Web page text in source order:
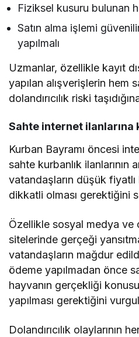
Fiziksel kusuru bulunan
Satın alma işlemi
yapılmalı
Uzmanlar, özellikle kayıt
yapılan alışverişlerin hem
dolandırıcılık riski
Sahte internet ilanlarına
Kurban Bayramı öncesi
sahte kurbanlık ilanlarının
vatandaşların düşük
dikkatli olması gerektiğini
Özellikle sosyal medya ve
sitelerinde gerçeği
vatandaşların mağdur
ödeme yapılmadan önce
hayvanın gerçekliği
yapılması gerektiğini
Dolandırıcılık olaylarının